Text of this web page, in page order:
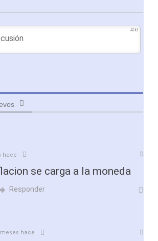
450
hace
se carga a la moneda
Responder
meses hace